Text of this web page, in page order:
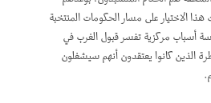
الاختيار على مسار الحكومات المنتخبة
أسباب مركزية تفسر قبول الغرب في
الذين كانوا يعتقدون أنهم سيشغلون